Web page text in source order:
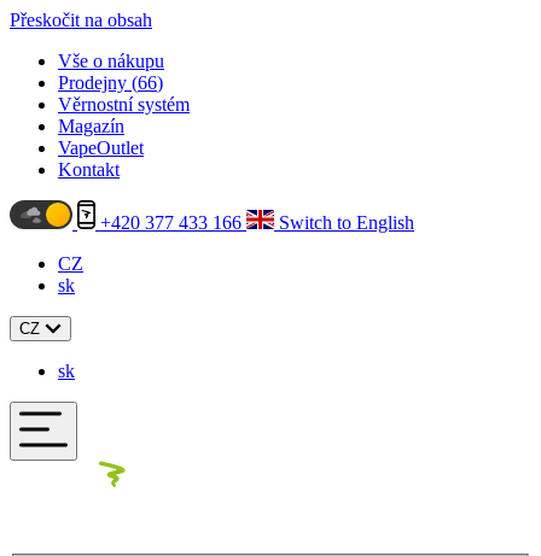
Přeskočit na obsah
Vše o nákupu
Prodejny (66)
Věrnostní systém
Magazín
VapeOutlet
Kontakt
+420 377 433 166
Switch to English
CZ
sk
CZ
sk